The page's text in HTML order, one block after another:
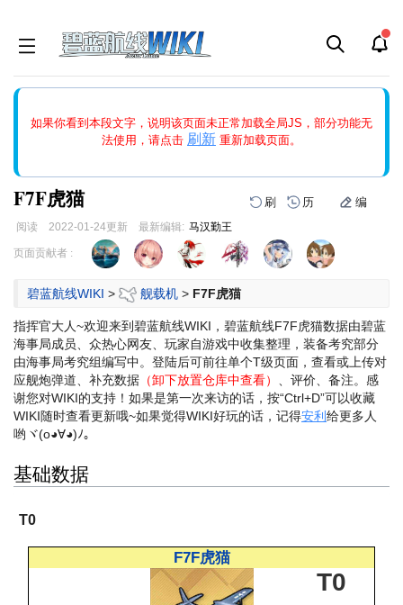
如果你看到本段文字，说明该页面未正常加载全局JS，部分功能无
法使用，请点击 刷新 重新加载页面。
能中的刷新按钮清除页面缓存并刷新，如果还有问题，请多尝试几
F7F虎猫 刷 历 编
阅读 2022-01-24更新 最新编辑: 马汉勤王
跳
跳
页面贡献者 :
碧蓝航线WIKI > 舰载机 > F7F虎猫
指挥官大人~欢迎来到碧蓝航线WIKI，碧蓝航线F7F虎猫数据由碧蓝
海事局成员、众热心网友、玩家自游戏中收集整理，装备考究部分
由海事局考究组编写中。登陆后可前往单个T级页面，查看或上传对
应舰炮弹道、补充数据 （卸下放置仓库中查看） 、评价、备注。感
谢您对WIKI的支持！ 如果是第一次来访的话，按“Ctrl+D”可以收藏
WIKI随时查看更新哦~如果觉得WIKI好玩的话，记得安利 给更多人
哟ヾ(o◕∀◕)ﾉ。
基础数据
T0
F7F虎猫
T0